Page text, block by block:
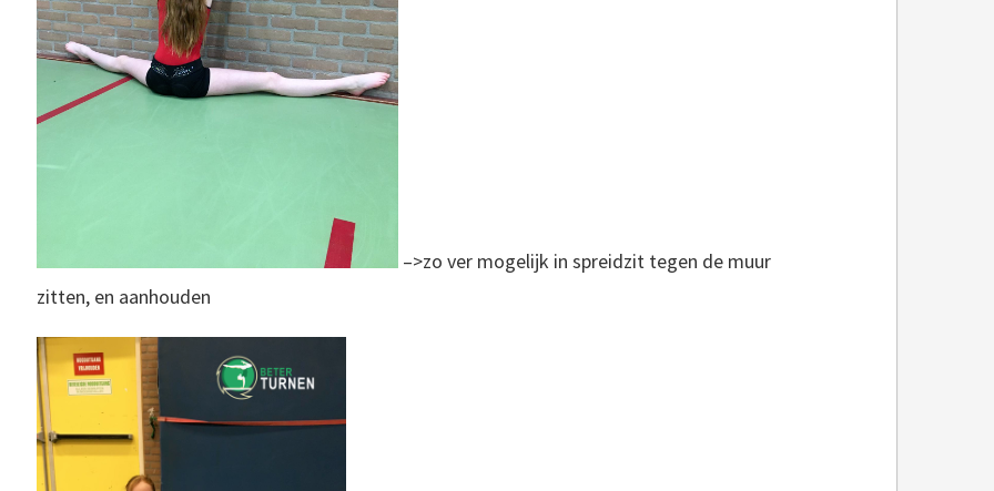
–>zo ver mogelijk in spreidzit tegen de muur
zitten, en aanhouden